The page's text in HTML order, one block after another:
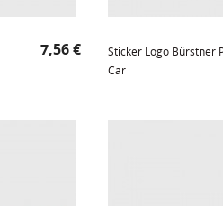
Prix
7,56 €
Sticker Logo Bürstner
Car